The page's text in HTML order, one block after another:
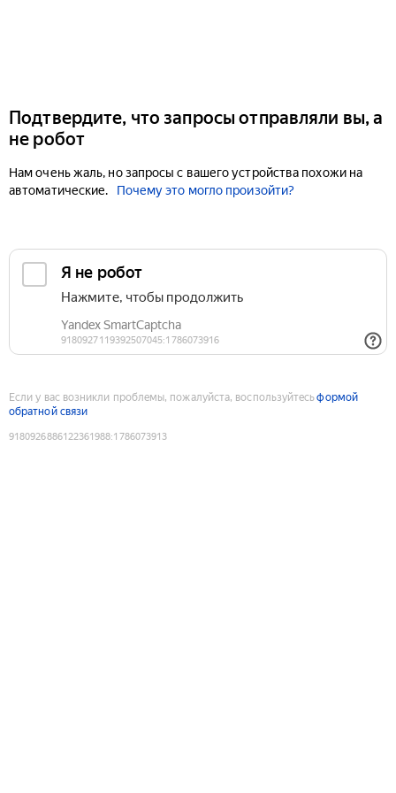
Подтвердите, что запросы отправляли вы, а
не робот
Нам очень жаль, но запросы с вашего устройства похожи на
автоматические.
Почему это могло произойти?
Если у вас возникли проблемы, пожалуйста, воспользуйтесьформой
обратной связи
9180926886122361988:1786073913